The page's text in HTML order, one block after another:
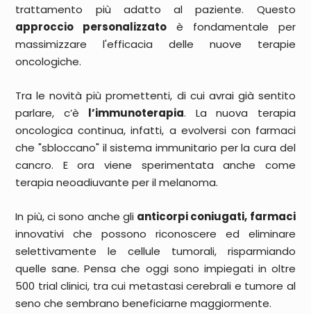
trattamento più adatto al paziente. Questo
approccio personalizzato è fondamentale per
massimizzare l'efficacia delle nuove terapie
oncologiche.
Tra le novità più promettenti, di cui avrai già sentito
parlare, c’è l’immunoterapia. La nuova terapia
oncologica continua, infatti, a evolversi con farmaci
che "sbloccano" il sistema immunitario per la cura del
cancro. E ora viene sperimentata anche come
terapia neoadiuvanteper il melanoma.
In più, ci sono anche gli anticorpi coniugati, farmaci
innovativi che possono riconoscere ed eliminare
selettivamente le cellule tumorali, risparmiando
quelle sane. Pensa che oggi sono impiegati in oltre
500 trial clinici, tra cui metastasi cerebrali e tumore al
seno che sembrano beneficiarne maggiormente.